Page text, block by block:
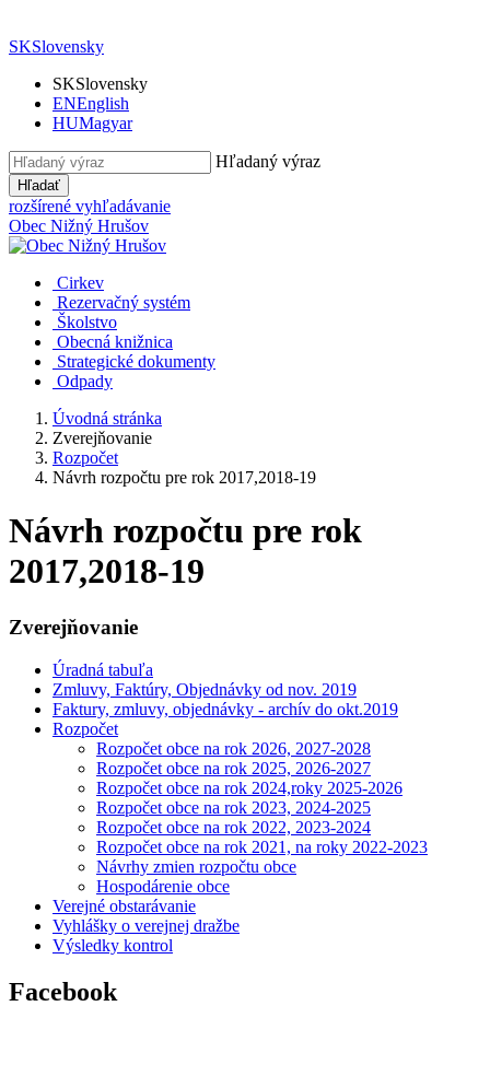
SKSlovensky
SKSlovensky
ENEnglish
HUMagyar
Hľadaný výraz
Hľadať
rozšírené vyhľadávanie
Obec Nižný Hrušov
Cirkev
Rezervačný systém
Školstvo
Obecná knižnica
Strategické dokumenty
Odpady
Úvodná stránka
Zverejňovanie
Rozpočet
Návrh rozpočtu pre rok 2017,2018-19
Návrh rozpočtu pre rok
2017,2018-19
Zverejňovanie
Úradná tabuľa
Zmluvy, Faktúry, Objednávky od nov. 2019
Faktury, zmluvy, objednávky - archív do okt.2019
Rozpočet
Rozpočet obce na rok 2026, 2027-2028
Rozpočet obce na rok 2025, 2026-2027
Rozpočet obce na rok 2024,roky 2025-2026
Rozpočet obce na rok 2023, 2024-2025
Rozpočet obce na rok 2022, 2023-2024
Rozpočet obce na rok 2021, na roky 2022-2023
Návrhy zmien rozpočtu obce
Hospodárenie obce
Verejné obstarávanie
Vyhlášky o verejnej dražbe
Výsledky kontrol
Facebook